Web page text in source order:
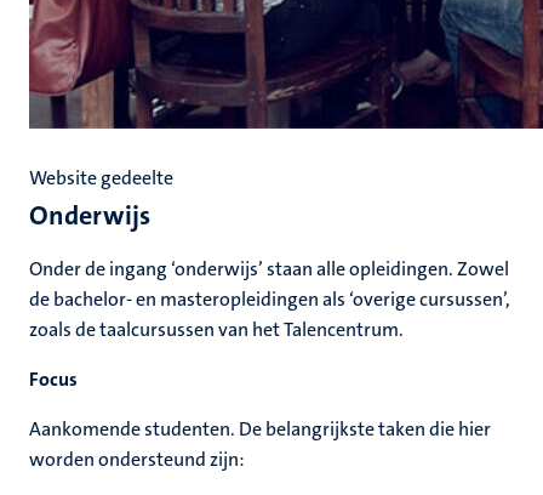
Onderwijs
Website gedeelte
Onder de ingang ‘onderwijs’ staan alle opleidingen. Zowel
de bachelor- en masteropleidingen als ‘overige cursussen’,
zoals de taalcursussen van het Talencentrum.
Focus
Aankomende studenten. De belangrijkste taken die hier
worden ondersteund zijn: